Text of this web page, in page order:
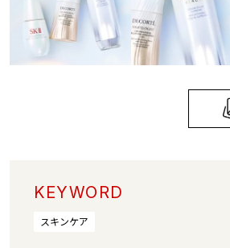
KEYWORD
スキンケア